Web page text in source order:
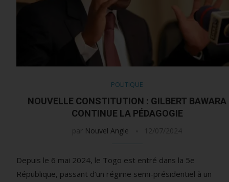
POLITIQUE
NOUVELLE CONSTITUTION : GILBERT BAWARA
CONTINUE LA PÉDAGOGIE
par Nouvel Angle 12/07/2024
Depuis le 6 mai 2024, le Togo est entré dans la 5e
République, passant d’un régime semi-présidentiel à un